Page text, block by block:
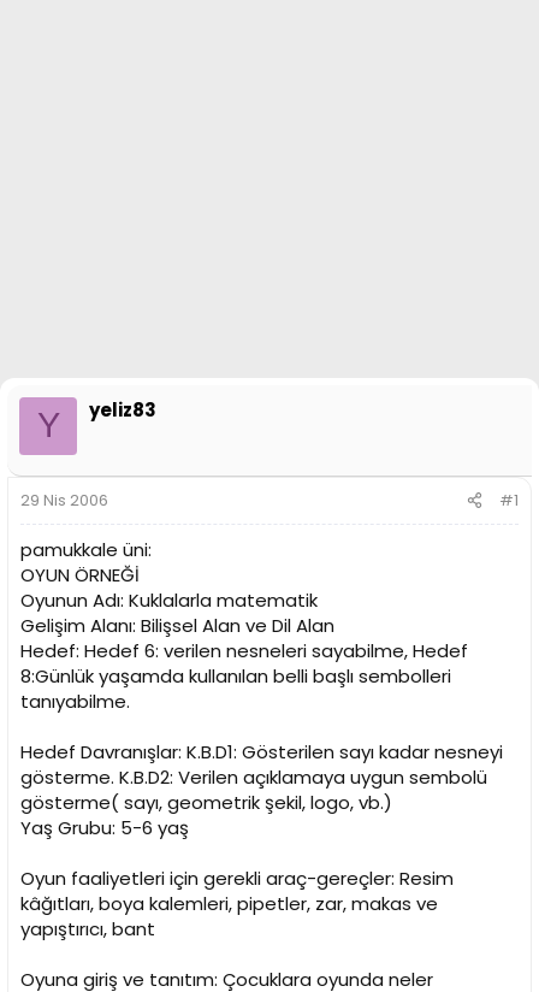
Y yeliz83
29 Nis 2006 #1
pamukkale üni:
OYUN ÖRNEĞİ
Oyunun Adı: Kuklalarla matematik
Gelişim Alanı: Bilişsel Alan ve Dil Alan
Hedef: Hedef 6: verilen nesneleri sayabilme, Hedef
8:Günlük yaşamda kullanılan belli başlı sembolleri
tanıyabilme.
Hedef Davranışlar: K.B.D1: Gösterilen sayı kadar nesneyi
gösterme. K.B.D2: Verilen açıklamaya uygun sembolü
gösterme( sayı, geometrik şekil, logo, vb.)
Yaş Grubu: 5-6 yaş
Oyun faaliyetleri için gerekli araç-gereçler: Resim
kâğıtları, boya kalemleri, pipetler, zar, makas ve
yapıştırıcı, bant
Oyuna giriş ve tanıtım: Çocuklara oyunda neler